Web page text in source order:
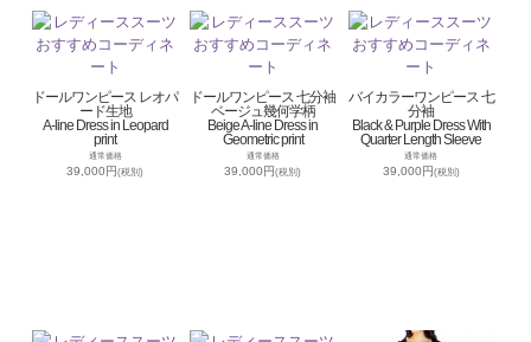
ドールワンピース レオパ
ード生地
A-line Dress in Leopard
print
通常価格
39,000円(税別)
ドールワンピース 七分袖
ベージュ幾何学柄
Beige A-line Dress in
Geometric print
通常価格
39,000円(税別)
バイカラーワンピース 七
分袖
Black & Purple Dress With
Quarter Length Sleeve
通常価格
39,000円(税別)